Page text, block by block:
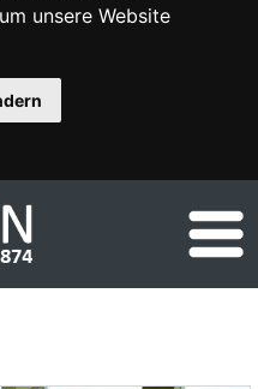
unsere Website